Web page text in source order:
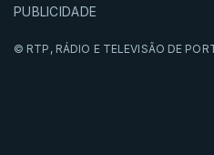
PUBLICIDADE
© RTP, RÁDIO E TELEVISÃO DE